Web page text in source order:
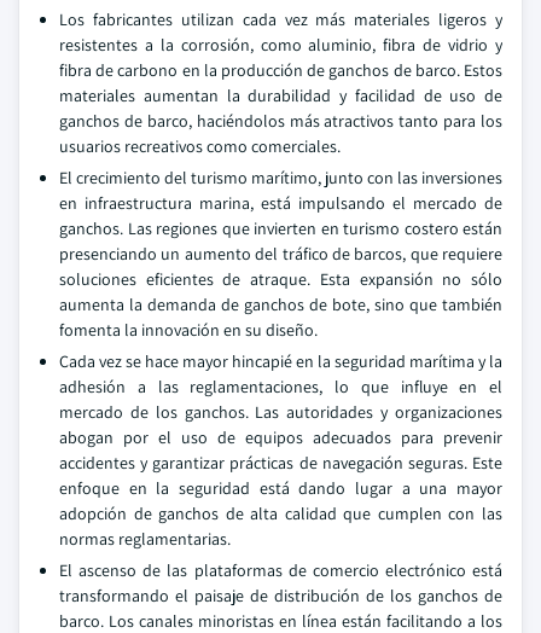
Los fabricantes utilizan cada vez más materiales ligeros y
resistentes a la corrosión, como aluminio, fibra de vidrio y
fibra de carbono en la producción de ganchos de barco. Estos
materiales aumentan la durabilidad y facilidad de uso de
ganchos de barco, haciéndolos más atractivos tanto para los
usuarios recreativos como comerciales.
El crecimiento del turismo marítimo, junto con las inversiones
en infraestructura marina, está impulsando el mercado de
ganchos. Las regiones que invierten en turismo costero están
presenciando un aumento del tráfico de barcos, que requiere
soluciones eficientes de atraque. Esta expansión no sólo
aumenta la demanda de ganchos de bote, sino que también
fomenta la innovación en su diseño.
Cada vez se hace mayor hincapié en la seguridad marítima y la
adhesión a las reglamentaciones, lo que influye en el
mercado de los ganchos. Las autoridades y organizaciones
abogan por el uso de equipos adecuados para prevenir
accidentes y garantizar prácticas de navegación seguras. Este
enfoque en la seguridad está dando lugar a una mayor
adopción de ganchos de alta calidad que cumplen con las
normas reglamentarias.
El ascenso de las plataformas de comercio electrónico está
transformando el paisaje de distribución de los ganchos de
barco. Los canales minoristas en línea están facilitando a los